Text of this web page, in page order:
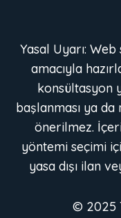
Yasal Uyarı:
amacıyla
konsültasyon
başlanması ya
önerilmez.
yöntemi seçimi
yasa dışı ilan
© 2025